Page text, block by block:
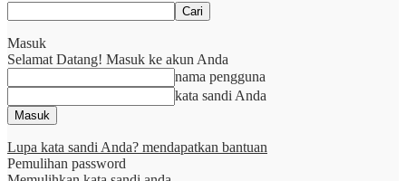
Masuk
Selamat Datang! Masuk ke akun Anda
nama pengguna
kata sandi Anda
Lupa kata sandi Anda? mendapatkan bantuan
Pemulihan password